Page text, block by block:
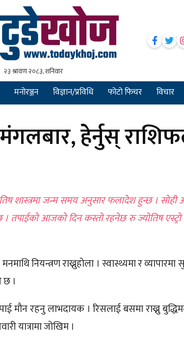
मनोरञ्जन विज्ञान/प्रविधि फोटो फिचर विचार
हेर्नुस्
शास्त्रमा जन्म समय अनुसार फलादेश हुन्छ । सोही
। तपाईको आजको दिन कस्तो रहनेछ रु ज्योतिष
नियन्त्रण राख्नुहोला । स्वास्थ्यमा र व्यापारमा
छ ।
मौन रहनु लाभदायक । रिसलाई बसमा राख्नु
यात्रामा जोखिम ।